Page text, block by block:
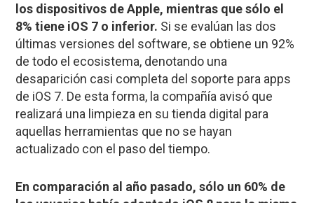
los dispositivos de Apple, mientras que sólo el
8% tiene iOS 7 o inferior. Si se evalúan las dos
últimas versiones del software, se obtiene un 92%
de todo el ecosistema, denotando una
desaparición casi completa del soporte para apps
de iOS 7. De esta forma, la compañía avisó que
realizará una limpieza en su tienda digital para
aquellas herramientas que no se hayan
actualizado con el paso del tiempo.
En comparación al año pasado, sólo un 60% de